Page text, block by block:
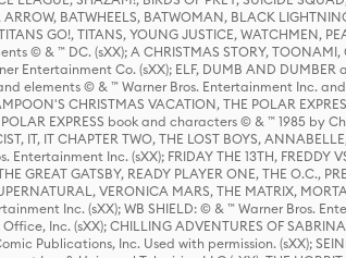
BATWHEELS, BATWOMAN, BLACK
GO!, TITANS, YOUNG JUSTICE,
© & ™ DC. (sXX); A CHRISTMAS STORY,
Entertainment Co. (sXX); ELF, DUMB AND
elements © & ™ Warner Bros. Entertainment Inc.
CHRISTMAS VACATION, THE POLAR
EXPRESS book and characters © & ™ 1985 by
IT, IT CHAPTER TWO, THE LOST BOYS,
Inc. (sXX); FRIDAY THE 13TH,
GATSBY, READY PLAYER ONE, THE O.C.,
VERONICA MARS, THE MATRIX,
Inc. (sXX); WB SHIELD: © & ™ Warner Bros.
Inc. (sXX); CHILLING ADVENTURES OF
Publications, Inc. Used with permission. (sXX);